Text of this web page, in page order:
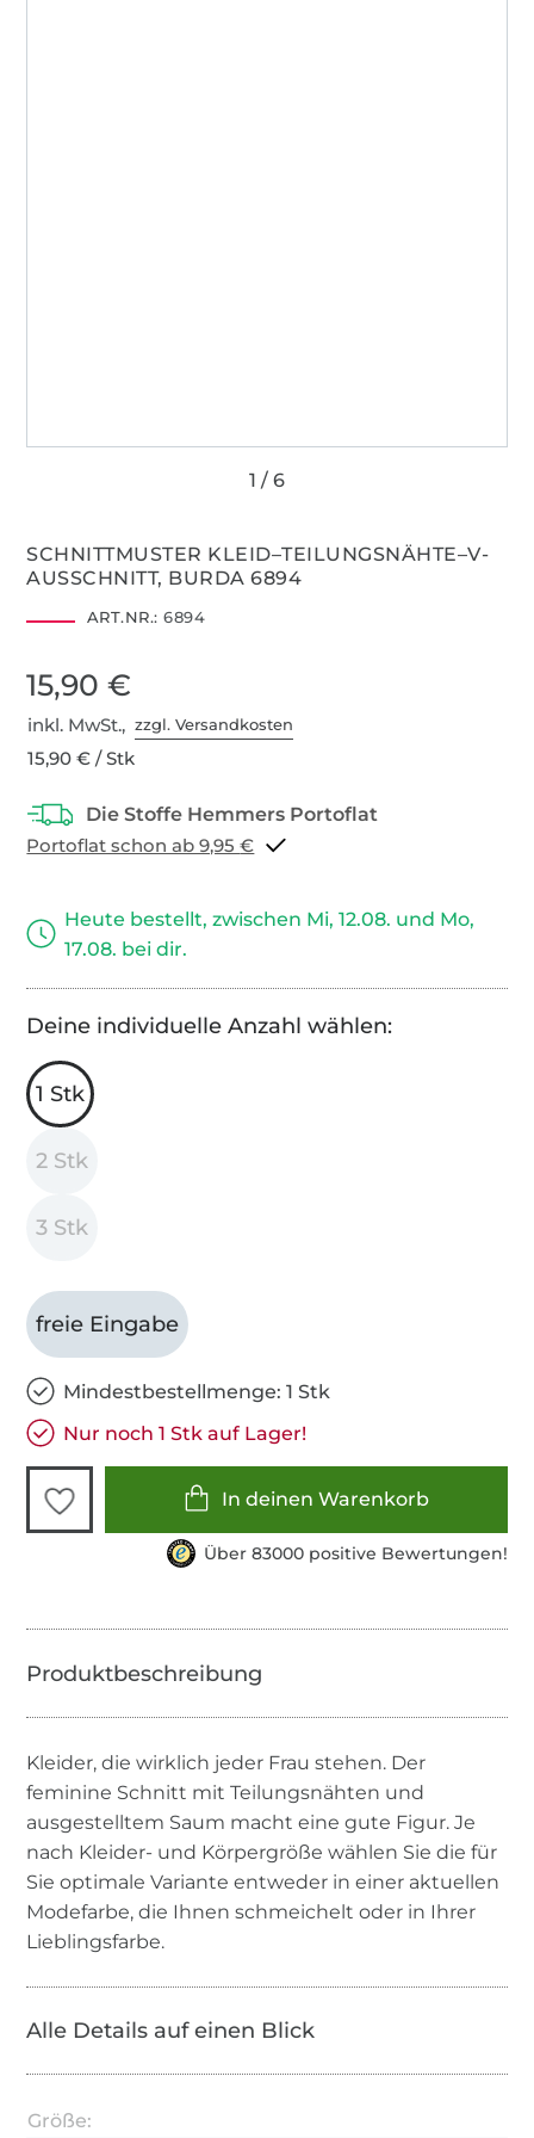
SCHNITTMUSTER KLEID–TEILUNGSNÄHTE–V-
AUSSCHNITT, BURDA 6894
ART.NR.: 6894
15,90 €
inkl. MwSt.,zzgl. Versandkosten
15,90 € / Stk
Portoflat schon ab 9,95 €
Heute bestellt, zwischen Mi, 12.08. und Mo,
17.08. bei dir.
Deine individuelle Anzahl wählen:
1 Stk
2 Stk
3 Stk
freie Eingabe
Mindestbestellmenge: 1 Stk
Nur noch 1 Stk auf Lager!
In deinen Warenkorb
Über 83000 positive Bewertungen!
Kleider, die wirklich jeder Frau stehen. Der
feminine Schnitt mit Teilungsnähten und
ausgestelltem Saum macht eine gute Figur. Je
nach Kleider- und Körpergröße wählen Sie die für
Sie optimale Variante entweder in einer aktuellen
Modefarbe, die Ihnen schmeichelt oder in Ihrer
Lieblingsfarbe.
Alle Details auf einen Blick
Größe: